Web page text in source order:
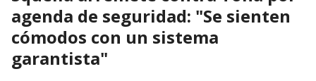
agenda de seguridad: "Se sienten
cómodos con un sistema
garantista"